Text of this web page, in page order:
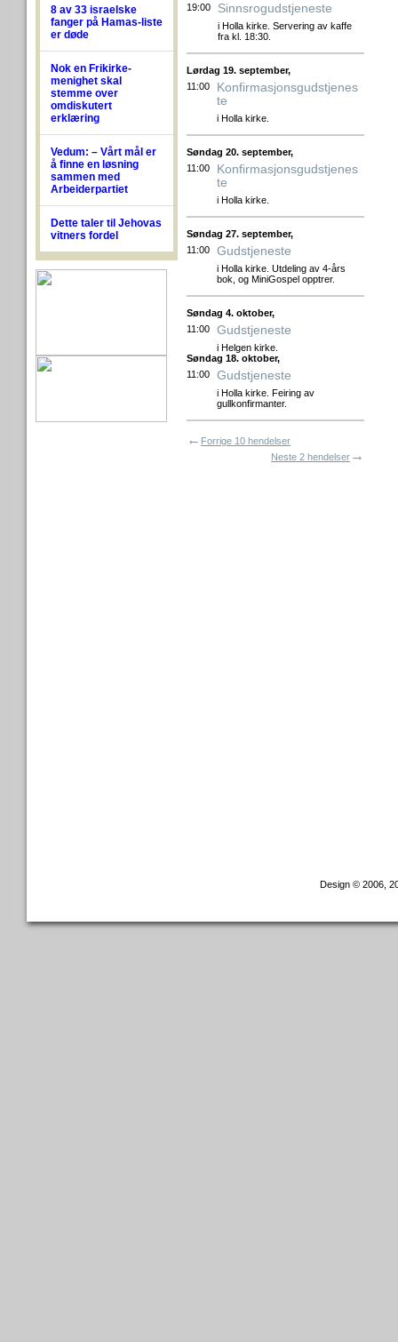
8 av 33 israelske
fanger på Hamas-liste
er døde
Nok en Frikirke-
menighet skal
stemme over
omdiskutert
erklæring
Vedum: – Vårt mål er
å finne en løsning
sammen med
Arbeiderpartiet
Dette taler til Jehovas
vitners fordel
19:00
Sinnsrogudstjeneste
i Holla kirke. Servering av kaffe
fra kl. 18:30.
Lørdag 19. september,
11:00
Konfirmasjonsgudstjenes
te
i Holla kirke.
Søndag 20. september,
11:00
Konfirmasjonsgudstjenes
te
i Holla kirke.
Søndag 27. september,
11:00
Gudstjeneste
i Holla kirke. Utdeling av 4-års
bok, og MiniGospel opptrer.
Søndag 4. oktober,
11:00
Gudstjeneste
i Helgen kirke.
Søndag 18. oktober,
11:00
Gudstjeneste
i Holla kirke. Feiring av
gullkonfirmanter.
← Forrige 10 hendelser
Neste 2 hendelser →
Design © 2006,